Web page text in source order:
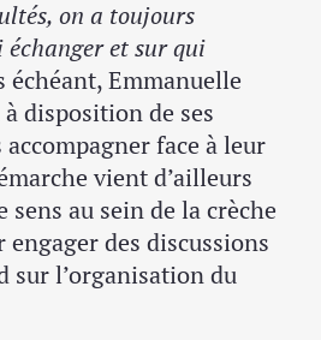
on a toujours
échanger et sur qui
échéant, Emmanuelle
disposition de ses
face à leur
vient d’ailleurs
sens au sein de la crèche
engager des discussions
sur l’organisation du